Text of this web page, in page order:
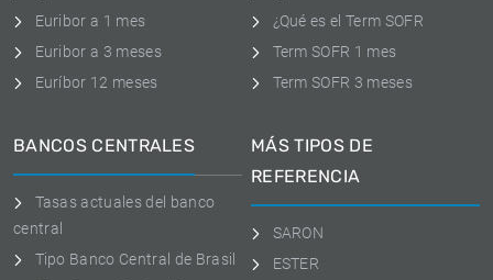
Euribor a 1 mes
Euribor a 3 meses
Euríbor 12 meses
¿Qué es el Term SOFR
Term SOFR 1 mes
Term SOFR 3 meses
BANCOS CENTRALES
Tasas actuales del banco
central
Tipo Banco Central de Brasil
MÁS TIPOS DE
REFERENCIA
SARON
ESTER